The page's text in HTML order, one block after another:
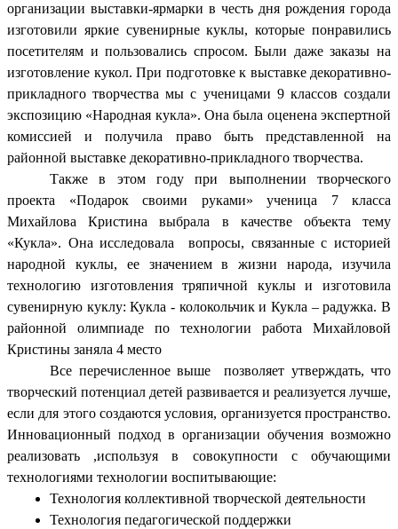
организации выставки-ярмарки в честь дня рождения города
изготовили яркие сувенирные куклы, которые понравились
посетителям и пользовались спросом. Были даже заказы на
изготовление кукол. При подготовке к выставке декоративно-
прикладного творчества мы с ученицами 9 классов создали
экспозицию «Народная кукла». Она была оценена экспертной
комиссией и получила право быть представленной на
районной выставке декоративно-прикладного творчества.
Также в этом году при выполнении творческого
проекта «Подарок своими руками» ученица 7 класса
Михайлова Кристина выбрала в качестве объекта тему
«Кукла». Она исследовала вопросы, связанные с историей
народной куклы, ее значением в жизни народа, изучила
технологию изготовления тряпичной куклы и изготовила
сувенирную куклу: Кукла - колокольчик и Кукла – радужка. В
районной олимпиаде по технологии работа Михайловой
Кристины заняла 4 место
Все перечисленное выше позволяет утверждать, что
творческий потенциал детей развивается и реализуется лучше,
если для этого создаются условия, организуется пространство.
Инновационный подход в организации обучения возможно
реализовать ,используя в совокупности с обучающими
технологиями технологии воспитывающие:
Технология коллективной творческой деятельности
Технология педагогической поддержки